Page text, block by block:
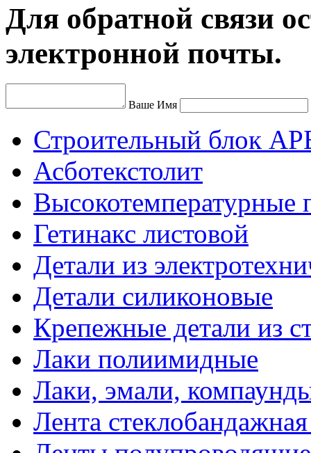
Для обратной связи
электронной почты.
Ваше Имя
Строительный блок
Асботекстолит
Высокотемпературные
Гетинакс листовой
Детали из
Детали силиконовые
Крепежные детали из
Лаки полиимидные
Лаки, эмали,
Лента